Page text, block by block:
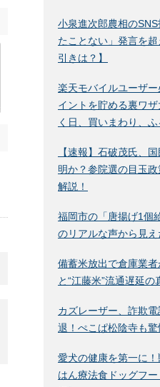
小泉進次郎農相の
たことない」発言を
引きは？】
楽天モバイルユーザ
イントを貯める裏ワ
く日、買いまわり、
【速報】石破茂氏、
明か？参院選の目玉
解説！
福岡市の「唐揚げ1個
のリアルな声から見
備蓄米放出で倉庫業
と“江藤米”流通遅延の
カズレーザー、詐欺
退！ぺこぱ松陰寺も
愛犬の健康を第一に
はん療法食ドッグフ